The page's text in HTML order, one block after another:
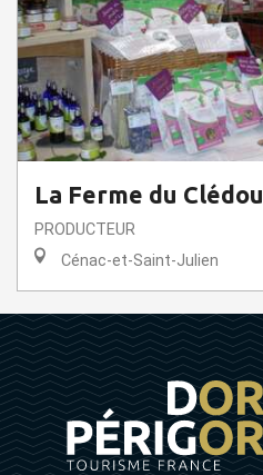
La Ferme du Clédou
PRODUCTEUR
Cénac-et-Saint-Julien